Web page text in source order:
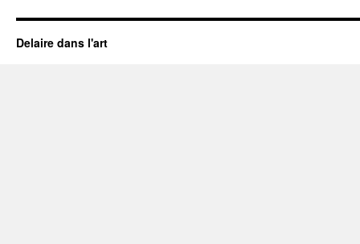
Delaire dans l'art